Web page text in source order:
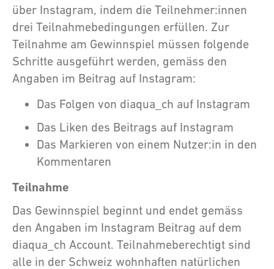
über Instagram, indem die Teilnehmer:innen
drei Teilnahmebedingungen erfüllen. Zur
Teilnahme am Gewinnspiel müssen folgende
Schritte ausgeführt werden, gemäss den
Angaben im Beitrag auf Instagram:
Das Folgen von diaqua_ch auf Instagram
Das Liken des Beitrags auf Instagram
Das Markieren von einem Nutzer:in in den
Kommentaren
Teilnahme
Das Gewinnspiel beginnt und endet gemäss
den Angaben im Instagram Beitrag auf dem
diaqua_ch Account. Teilnahmeberechtigt sind
alle in der Schweiz wohnhaften natürlichen